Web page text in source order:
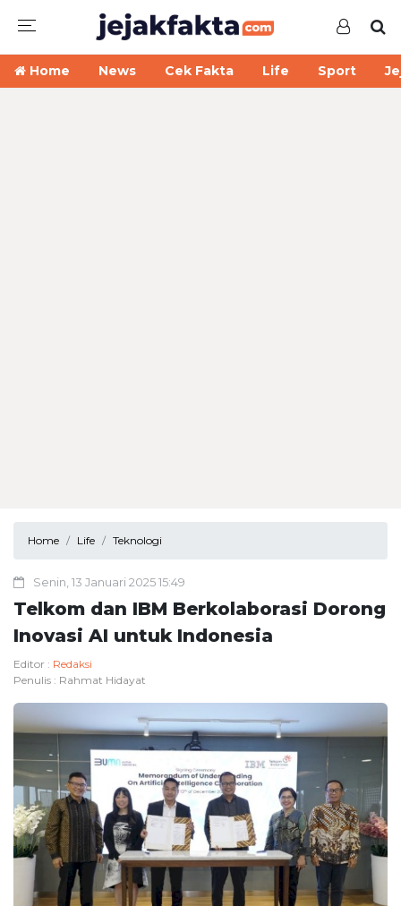
Home News Cek Fakta Life Sport
Home Life Teknologi
Senin, 13 Januari 2025 15:49
Telkom dan IBM Berkolaborasi Dorong
Inovasi AI untuk Indonesia
Editor : Redaksi
Penulis : Rahmat Hidayat